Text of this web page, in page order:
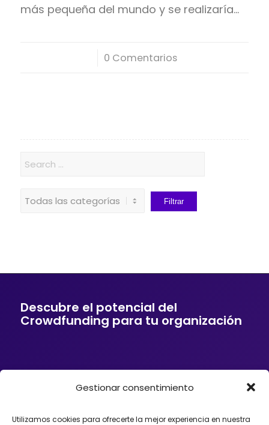
Gestionar consentimiento
Utilizamos cookies para ofrecerte la mejor experiencia en nuestra
más pequeña del mundo y se realizaría…
0 Comentarios
Descubre el potencial del
Crowdfunding para tu organización
Si tu empresa o entidad quiere ofrecer a sus
fundraising, podemos ayudarte. Trabajamos con